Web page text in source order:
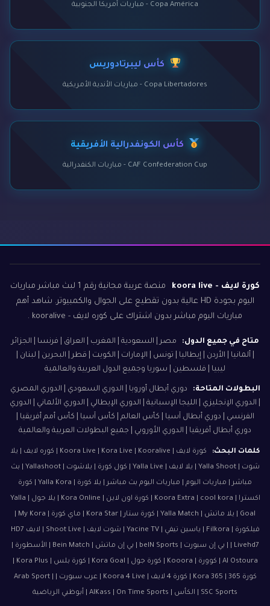
Copa América - مباريات أمريكا الجنوبية
كأس ليبرتادوريس
Copa Libertadores - مباريات الأندية الأمريكية
كأس الكونفدرالية الأفريقية
CAF Confederation Cup - مباريات الكنفدرالية
كورة لايف - koora live
منصة عربية مجانية رقم 1 لبث مباشر مباريات
اليوم بجودة HD عالية بدون تقطيع على الجوال والكمبيوتر. شاهد أهم
مباريات اليوم مباشر بدون اشتراك على كوره لايف - kooralive .
متاح في جميع الدول:
مصر | السعودية | المغرب | العراق | فرنسا | الجزائر
| ألمانيا | الأردن | إيطاليا | تونس | الإمارات | الكويت | قطر | البحرين | لبنان |
ليبيا | فلسطين | سوريا وجميع الدول العربية والعالمية
البطولات المتاحة:
دوري أبطال أوروبا | الدوري السعودي | الدوري المصري
| الدوري الإنجليزي | الليجا الإسبانية | الدوري الإيطالي | الدوري الألماني | الدوري
الفرنسي | دوري أبطال آسيا | كأس العالم | كأس آسيا | كأس أمم أفريقيا |
دوري أبطال أفريقيا | الدوري الأوروبي | جميع البطولات العربية والعالمية
كلمات البحث:
كورة لايف | Koora Live | Kora Live | Kooralive | كوره لايف | يلا
شوت | Yalla Shoot | يلا لايف | Yalla Live | كول كورة | يلاشوت | Yallashoot | بث
مباشر | مباريات اليوم | مباريات اليوم بث مباشر | يلا كورة | Yalla Kora | كورة
اكسترا | Koora Extra | cool kora | كورة اون لاين | Kora Online | يلا جول | Yalla
فيلكورة | Filkora | ياسين تيفي | Yacine TV | شوت لايف | Shoot Live | لايف HD7
| Livehd7 | بي إن سبورت | beIN Sports | بي إن ماتش | Bein Match | الأسطورة |
كورة 365 | Kora 365 | كورة 4 لايف | Koora 4 Live | عرب سبورت | Arab Sport |
SSC Sports | الكأس | AlKass | On Time Sports | أبوظبي الرياضية